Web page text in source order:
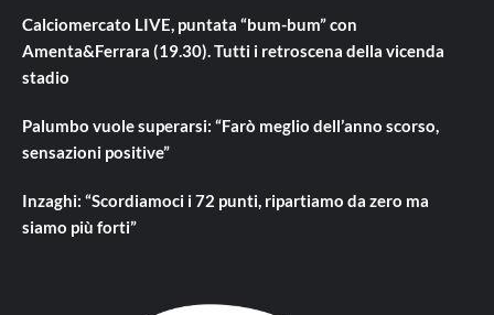
Calciomercato LIVE, puntata “bum-bum” con
Amenta&Ferrara (19.30). Tutti i retroscena della vicenda
stadio
Palumbo vuole superarsi: “Farò meglio dell’anno scorso,
sensazioni positive”
Inzaghi: “Scordiamoci i 72 punti, ripartiamo da zero ma
siamo più forti”